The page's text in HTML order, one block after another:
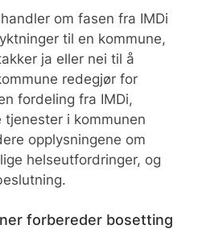
om fasen fra IMDi
til en kommune,
ja eller nei til å
redegjør for
fordeling fra IMDi,
i kommunen
opplysningene om
helseutfordringer, og
forbereder bosetting